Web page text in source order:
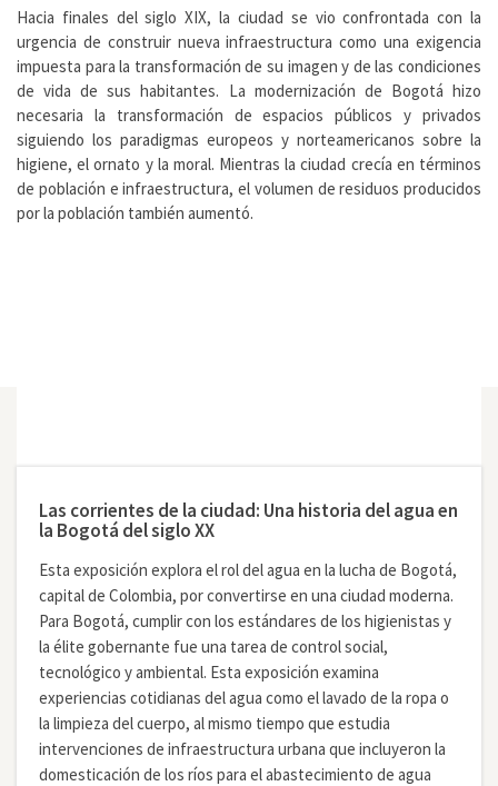
Hacia finales del siglo XIX, la ciudad se vio confrontada con la
urgencia de construir nueva infraestructura como una exigencia
impuesta para la transformación de su imagen y de las condiciones
de vida de sus habitantes. La modernización de Bogotá hizo
necesaria la transformación de espacios públicos y privados
siguiendo los paradigmas europeos y norteamericanos sobre la
higiene, el ornato y la moral. Mientras la ciudad crecía en términos
de población e infraestructura, el volumen de residuos producidos
por la población también aumentó.
Las corrientes de la ciudad: Una historia del agua en
la Bogotá del siglo XX
Esta exposición explora el rol del agua en la lucha de Bogotá,
capital de Colombia, por convertirse en una ciudad moderna.
Para Bogotá, cumplir con los estándares de los higienistas y
la élite gobernante fue una tarea de control social,
tecnológico y ambiental. Esta exposición examina
experiencias cotidianas del agua como el lavado de la ropa o
la limpieza del cuerpo, al mismo tiempo que estudia
intervenciones de infraestructura urbana que incluyeron la
domesticación de los ríos para el abastecimiento de agua